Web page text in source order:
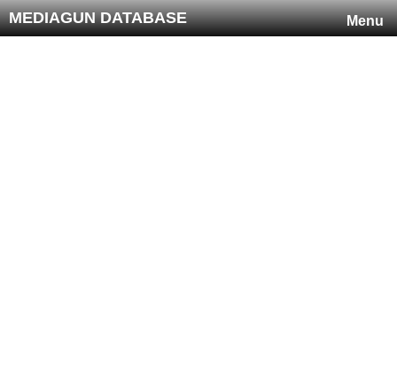
Menu
MEDIAGUN DATABASE